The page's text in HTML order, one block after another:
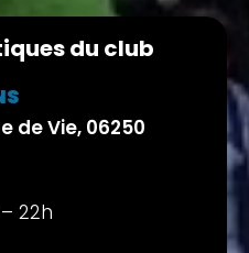
du club
de Vie, 06250
22h